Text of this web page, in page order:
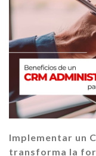
Implementar un
transforma la